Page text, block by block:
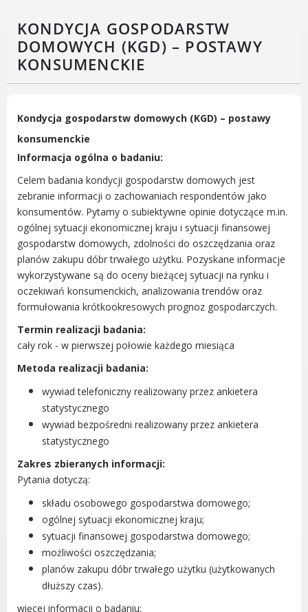
BEZPIECZEŃSTWO
Zdrowie
Porady prawne
Likwidacja barier - seniorzy i osoby z
MIASTO LUBOŃ
Władze Miasta
O mieście
Luboński Szlak Architektury
Przemysłowej
Śladami historii Lubonia
Kultura
Luboń
Komisariat Policji w Luboniu
LOSiR
Serwisy mapowe
Informator Miasta Luboń
Ogłoszenia o pracę
Plaża Miejska przy ul. Rzecznej w
Luboniu
RADA MIASTA LUBOŃ
Portal Mieszkańca. Aktualne informacje
KONDYCJA GOSPODARSTW
DOMOWYCH (KGD) – POSTAWY
KONSUMENCKIE
Kondycja gospodarstw domowych (KGD) – postawy
konsumenckie
Informacja ogólna o badaniu:
Celem badania kondycji gospodarstw domowych jest
zebranie informacji o zachowaniach respondentów jako
konsumentów. Pytamy o subiektywne opinie dotyczące m.in.
ogólnej sytuacji ekonomicznej kraju i sytuacji finansowej
gospodarstw domowych, zdolności do oszczędzania oraz
planów zakupu dóbr trwałego użytku. Pozyskane informacje
wykorzystywane są do oceny bieżącej sytuacji na rynku i
oczekiwań konsumenckich, analizowania trendów oraz
formułowania krótkookresowych prognoz gospodarczych.
Termin realizacji badania:
cały rok - w pierwszej połowie każdego miesiąca
Metoda realizacji badania:
wywiad telefoniczny realizowany przez ankietera
statystycznego
wywiad bezpośredni realizowany przez ankietera
statystycznego
Zakres zbieranych informacji:
Pytania dotyczą:
składu osobowego gospodarstwa domowego;
ogólnej sytuacji ekonomicznej kraju;
sytuacji finansowej gospodarstwa domowego;
możliwości oszczędzania;
planów zakupu dóbr trwałego użytku (użytkowanych
dłuższy czas).
więcej informacji o badaniu: